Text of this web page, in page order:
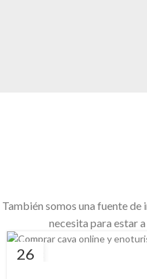
También somos una fuente
necesita para estar
26